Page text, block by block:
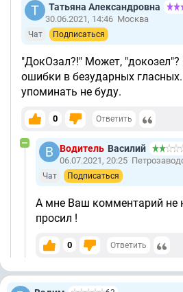
Татьяна Александровна
30.06.2021, 14:46 Москва
Чат Подписаться
"ДокОзал?!" Может,
ошибки в безударных
упоминать не буду.
0 Ответить
Водитель Василий
06.07.2021, 20:25
Чат Подписаться
А мне Ваш комментарий не
просил !
0 Ответить